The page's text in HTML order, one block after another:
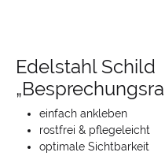
Edelstahl Schild
einfach ankleben
rostfrei & pflegeleicht
optimale Sichtbarkeit